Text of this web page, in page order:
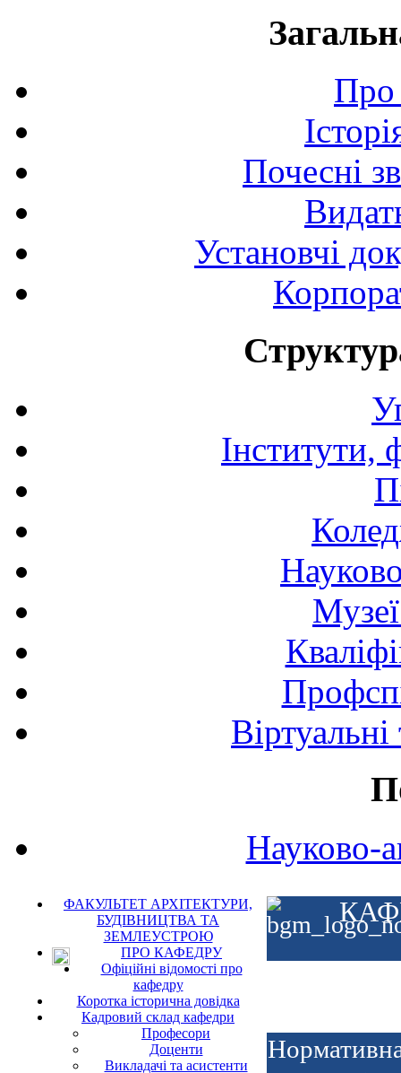
Про
Почесні
Установчі
Інститути,
Науково-
ФАКУЛЬТЕТ АРХІТЕКТУРИ,
БУДІВНИЦТВА ТА
ЗЕМЛЕУСТРОЮ
ПРО КАФЕДРУ
Офіційні відомості про
кафедру
Коротка історична довідка
Кадровий склад кафедри
Професори
Доценти
Викладачі та асистенти